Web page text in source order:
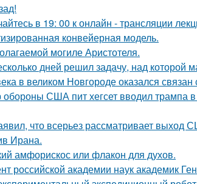
в 19: 00 к онлайн - трансляции
конвейерная модель.
могиле Аристотеля.
дней решил задачу, над которой
в великом Новгороде оказался
обороны США пит хегсет вводил трампа
что всерьез рассматривает выход
Ирана.
амфорискос или флакон для духов.
российской академии наук академик